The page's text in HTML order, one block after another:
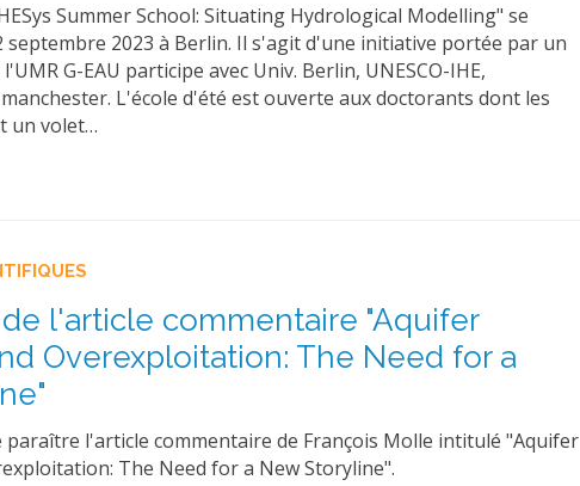
Summer School: Situating Hydrological Modelling" se
septembre 2023 à Berlin. Il s'agit d'une initiative portée par un
G-EAU participe avec Univ. Berlin, UNESCO-IHE,
L'école d'été est ouverte aux doctorants dont les
un volet…
l'article commentaire "Aquifer
Overexploitation: The Need for a
paraître l'article commentaire de François Molle intitulé "Aquifer
The Need for a New Storyline".